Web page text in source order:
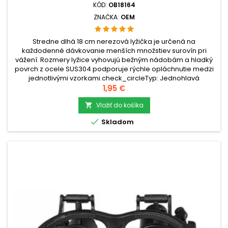
KÓD: OB18164
ZNAČKA: OEM
Stredne dlhá 18 cm nerezová lyžička je určená na
každodenné dávkovanie menších množstiev surovín pri
vážení. Rozmery lyžice vyhovujú bežným nádobám a hladký
povrch z ocele SUS304 podporuje rýchle opláchnutie medzi
jednotlivými vzorkami.check_circleTyp: Jednohlavá
lyžičkacheck_circleMateriál: Nerezová oceľ
SUS304check_circleRozmery: 18 × 1,8 × 1 cm...
Cena
1,95 €
 Vložiť do košíka
 Skladom